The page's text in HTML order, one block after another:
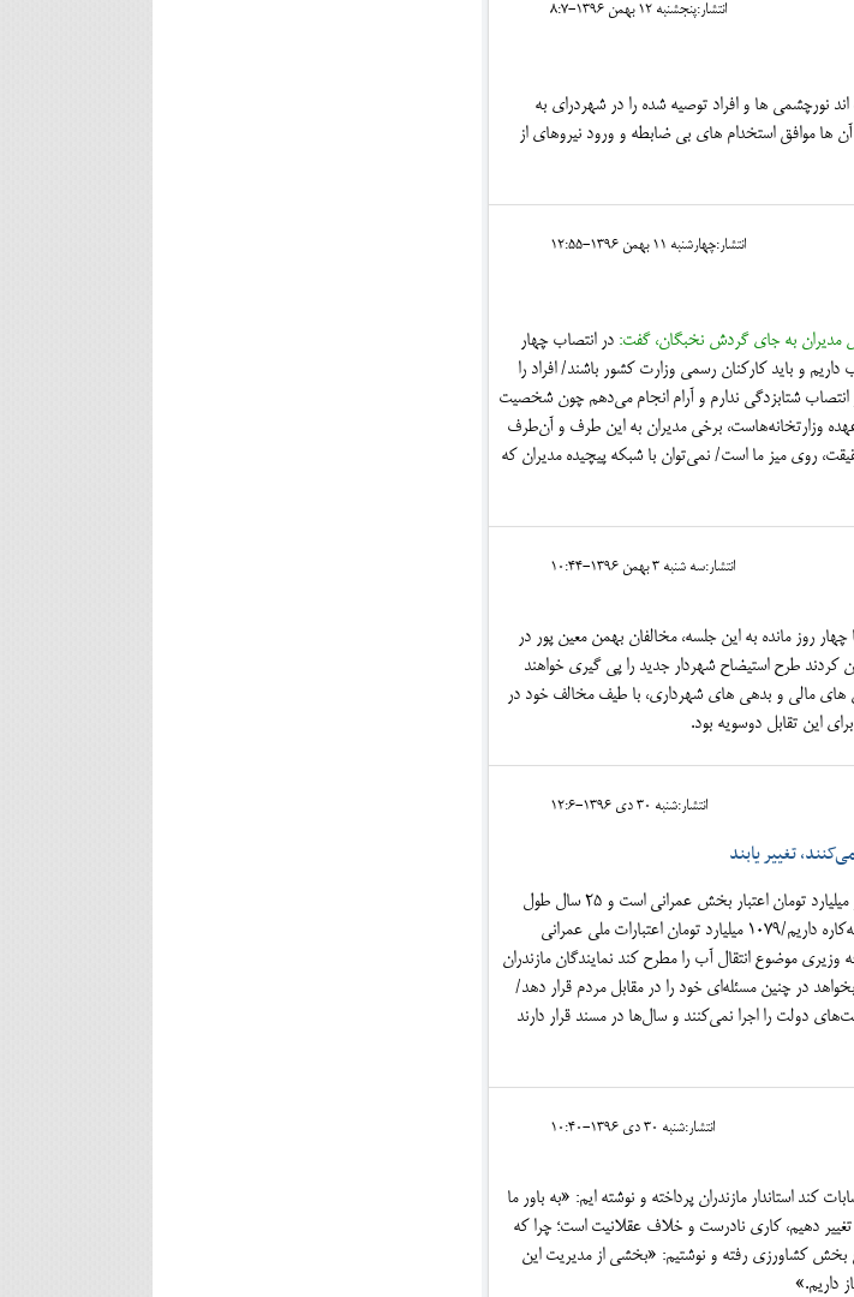
انتشار:پنجشنبه 12 بهمن 1396-8:7
نورچشمی ها و افراد توصیه شده را در شهردرای به
ها موافق استخدام های بی ضابطه و ورود نیروهای از
انتشار:چهارشنبه 11 بهمن 1396-12:55
مدیران به جای گردش نخبگان، گفت: در انتصاب چهار
داریم و باید کارکنان رسمی وزارت کشور باشند/ افراد را
انتصاب شتابزدگی ندارم و آرام انجام می‌دهم چون شخصیت
وزارتخانه‌هاست، برخی مدیران به این طرف و آن‌طرف
روی میز ما است/ نمی‌توان با شبکه پیچیده مدیران که
انتشار:سه شنبه 3 بهمن 1396-10:44
روز مانده به این جلسه، مخالفان بهمن معین پور در
کردند طرح استیضاح شهردار جدید را پی گیری خواهند
های مالی و بدهی های شهرداری، با طیف مخالف خود در
این تقابل دوسویه بود.
انتشار:شنبه 30 دی 1396-12:6
تغییر یابند
حذف ۳۳ میلیون یارانه‌بگیر صحت ندارد/ سالی ۲۰ هزار میلیارد تومان اعتبار بخش عمرانی است و ۲۵ سال طول
می‌کشد پروژه‌های موجود به پایان برسد/ در مازندران حدود سه هزار پروژه نیمه‌کاره داریم/۱۰۷۹ میلیارد تومان اعتبارات ملی عمرانی
وزیری موضوع انتقال آب را مطرح کند نمایندگان مازندران
بخواهد در چنین مسئله‌ای خود را در مقابل مردم قرار دهد/
دولت را اجرا نمی‌کنند و سال‌ها در مسند قرار دارند
انتشار:شنبه 30 دی 1396-10:40
استاندار مازندران پرداخته و نوشته ایم: «به باور ما
تغییر دهیم، کاری نادرست و خلاف عقلانیت است؛ چرا که
بخش کشاورزی رفته و نوشتیم: «بخشی از مدیریت این
داریم.»